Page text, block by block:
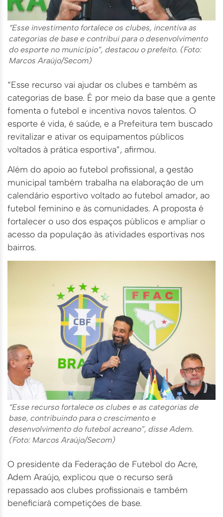
“Esse investimento fortalece os clubes, incentiva as
categorias de base e contribui para o desenvolvimento
do esporte no município”, destacou o prefeito. (Foto:
Marcos Araújo/Secom)
“Esse recurso vai ajudar os clubes e também as
categorias de base. É por meio da base que a gente
fomenta o futebol e incentiva novos talentos. O
esporte é vida, é saúde, e a Prefeitura tem buscado
revitalizar e ativar os equipamentos públicos
voltados à prática esportiva”, afirmou.
Além do apoio ao futebol profissional, a gestão
municipal também trabalha na elaboração de um
calendário esportivo voltado ao futebol amador, ao
futebol feminino e às comunidades. A proposta é
fortalecer o uso dos espaços públicos e ampliar o
acesso da população às atividades esportivas nos
bairros.
“Esse recurso fortalece os clubes e as categorias de
base, contribuindo para o crescimento e
desenvolvimento do futebol acreano”, disse Adem.
(Foto: Marcos Araújo/Secom)
O presidente da Federação de Futebol do Acre,
Adem Araújo, explicou que o recurso será
repassado aos clubes profissionais e também
beneficiará competições de base.